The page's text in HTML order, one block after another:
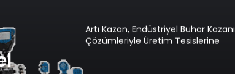
Artı Kazan, Endüstriyel Buhar Kazanı
Çözümleriyle Üretim Tesislerine